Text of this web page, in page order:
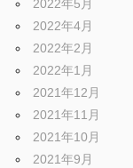
2022年5月
2022年4月
2022年2月
2022年1月
2021年12月
2021年11月
2021年10月
2021年9月